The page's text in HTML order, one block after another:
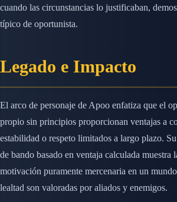
cuando las circunstancias lo justificaban,
típico de oportunista.
Legado e Impacto
El arco de personaje de Apoo enfatiza que el
propio sin principios proporcionan ventajas a
estabilidad o respeto limitados a largo plazo.
de bando basado en ventaja calculada muestra
motivación puramente mercenaria en un
lealtad son valoradas por aliados y enemigos.